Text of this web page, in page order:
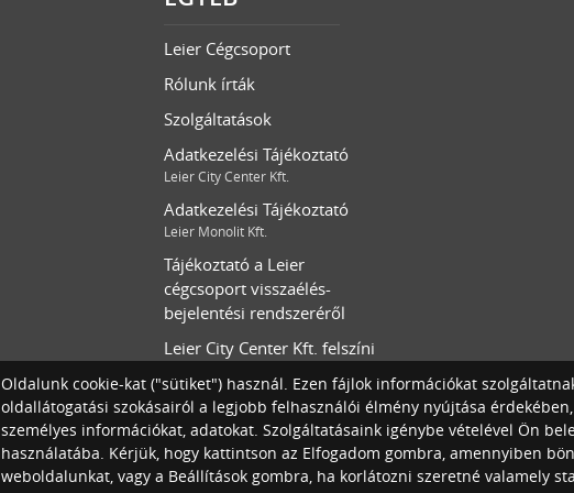
Leier Cégcsoport
Rólunk írták
Szolgáltatások
Adatkezelési Tájékoztató
Leier City Center Kft.
Adatkezelési Tájékoztató
Leier Monolit Kft.
Tájékoztató a Leier
cégcsoport visszaélés-
bejelentési rendszeréről
Leier City Center Kft. felszíni
és mélygarázs parkolóinak
általános szerződési
feltételei
Oldalunk cookie-kat ("sütiket") használ. Ezen fájlok információkat
oldallátogatási szokásairól a legjobb felhasználói élmény nyújtása
személyes információkat, adatokat. Szolgáltatásaink igénybe vételével Ön
használatába. Kérjük, hogy kattintson az Elfogadom gombra, amennyiben
weboldalunkat, vagy a Beállítások gombra, ha korlátozni szeretné valamely